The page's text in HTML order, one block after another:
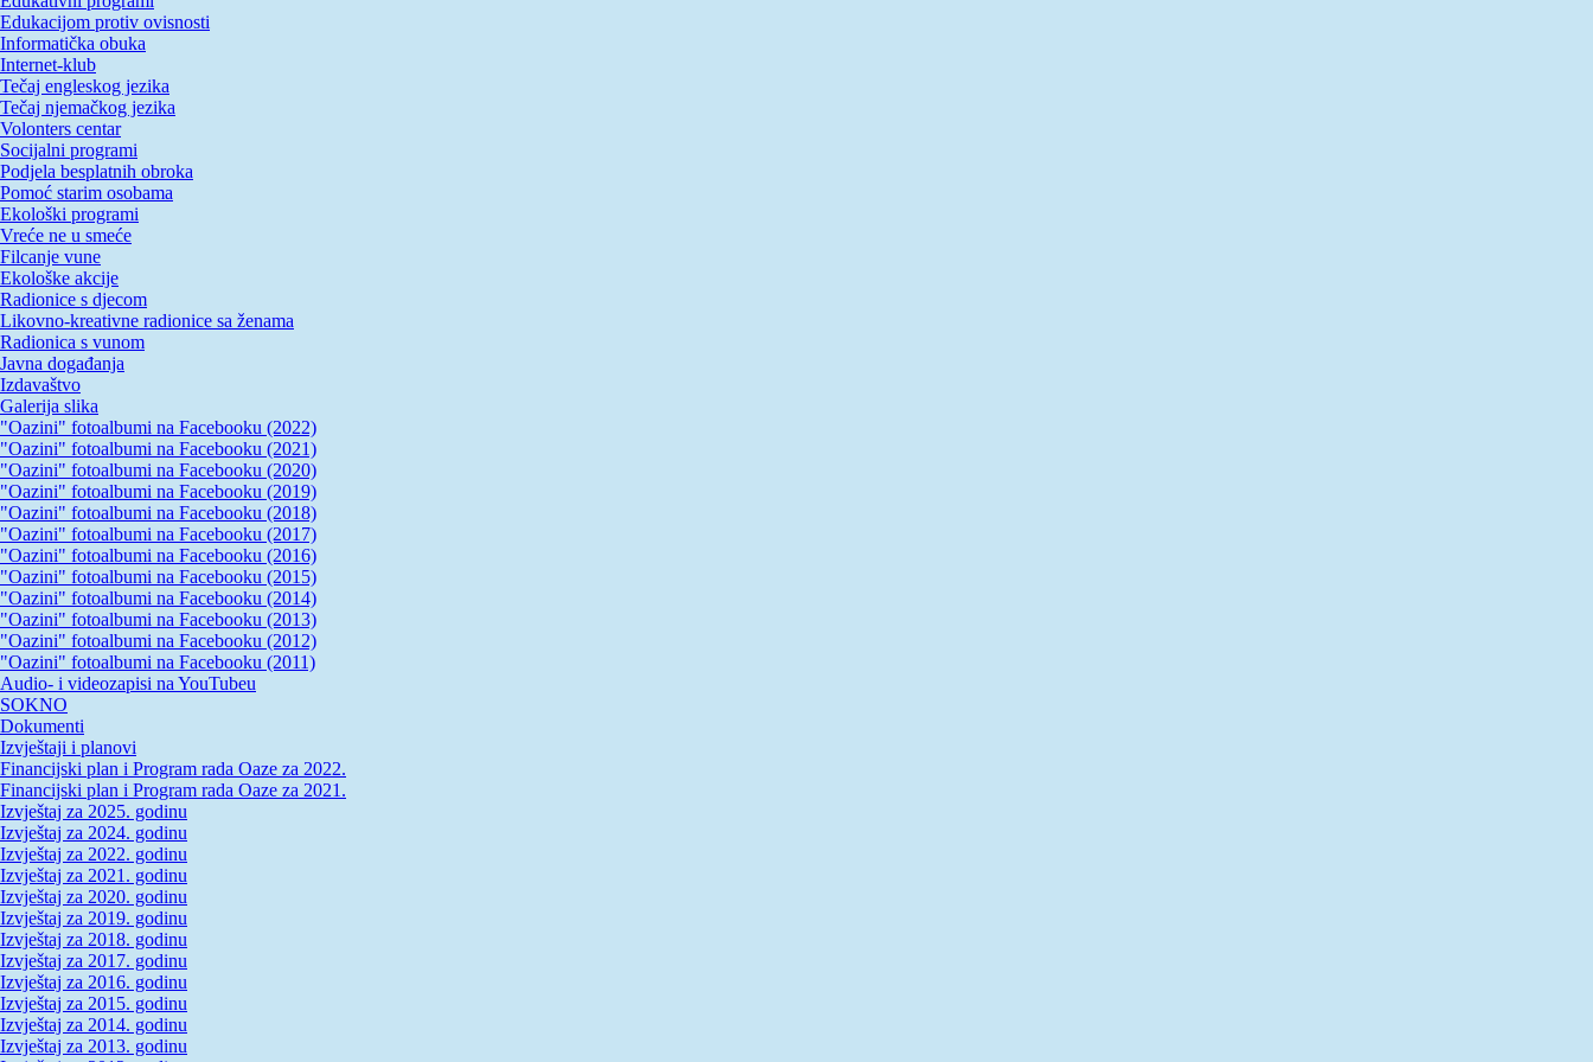
Edukacijom protiv ovisnosti
Informatička obuka
Internet-klub
Tečaj engleskog jezika
Tečaj njemačkog jezika
Volonters centar
Socijalni programi
Podjela besplatnih obroka
Pomoć starim osobama
Ekološki programi
Vreće ne u smeće
Filcanje vune
Ekološke akcije
Radionice s djecom
Likovno-kreativne radionice sa ženama
Radionica s vunom
Javna događanja
Izdavaštvo
Galerija slika
"Oazini" fotoalbumi na Facebooku (2022)
"Oazini" fotoalbumi na Facebooku (2021)
"Oazini" fotoalbumi na Facebooku (2020)
"Oazini" fotoalbumi na Facebooku (2019)
"Oazini" fotoalbumi na Facebooku (2018)
"Oazini" fotoalbumi na Facebooku (2017)
"Oazini" fotoalbumi na Facebooku (2016)
"Oazini" fotoalbumi na Facebooku (2015)
"Oazini" fotoalbumi na Facebooku (2014)
"Oazini" fotoalbumi na Facebooku (2013)
"Oazini" fotoalbumi na Facebooku (2012)
"Oazini" fotoalbumi na Facebooku (2011)
Audio- i videozapisi na YouTubeu
SOKNO
Dokumenti
Izvještaji i planovi
Financijski plan i Program rada Oaze za 2022.
Financijski plan i Program rada Oaze za 2021.
Izvještaj za 2025. godinu
Izvještaj za 2024. godinu
Izvještaj za 2022. godinu
Izvještaj za 2021. godinu
Izvještaj za 2020. godinu
Izvještaj za 2019. godinu
Izvještaj za 2018. godinu
Izvještaj za 2017. godinu
Izvještaj za 2016. godinu
Izvještaj za 2015. godinu
Izvještaj za 2014. godinu
Izvještaj za 2013. godinu